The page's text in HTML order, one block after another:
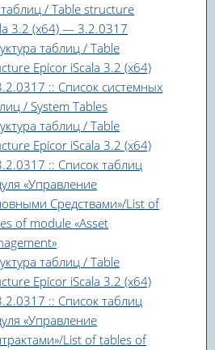
таблиц / Table structure
3.2 (x64) — 3.2.0317
таблиц / Table
Epicor iScala 3.2 (x64)
:: Список системных
/ System Tables
таблиц / Table
Epicor iScala 3.2 (x64)
:: Список таблиц
«Управление
Средствами»/List of
of module «Asset
таблиц / Table
Epicor iScala 3.2 (x64)
:: Список таблиц
«Управление
List of tables of